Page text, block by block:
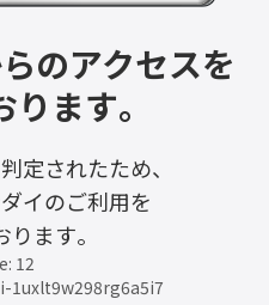
のアクセスを
ます。
定されたため、
イのご利用を
ます。
12
1uxlt9w298rg6a5i7